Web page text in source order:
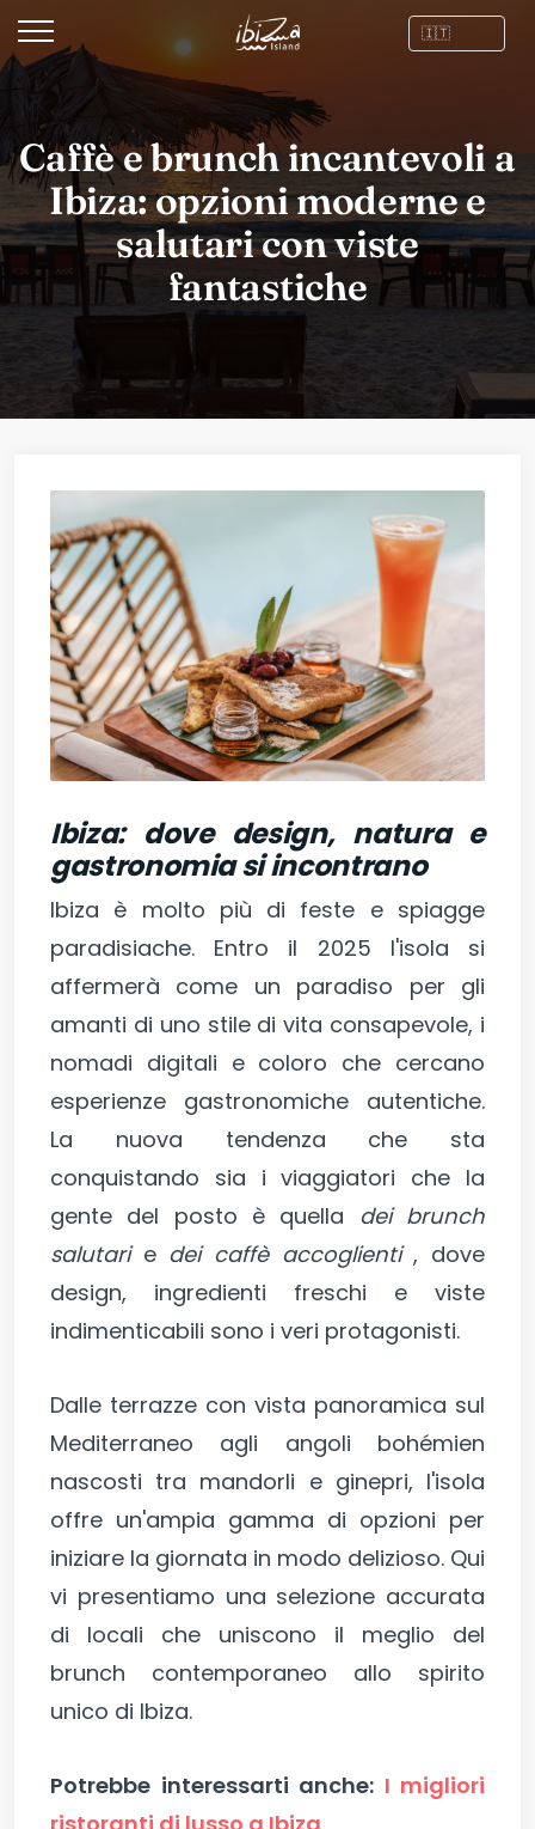
Caffè e brunch incantevoli a
Ibiza: opzioni moderne e
salutari con viste
fantastiche
Ibiza: dove design, natura e
gastronomia si incontrano
Ibiza è molto più di feste e spiagge
paradisiache. Entro il 2025 l'isola si
affermerà come un paradiso per gli
amanti di uno stile di vita consapevole, i
nomadi digitali e coloro che cercano
esperienze gastronomiche autentiche.
La nuova tendenza che sta
conquistando sia i viaggiatori che la
gente del posto è quella dei brunch
salutarie dei caffè accoglienti, dove
design, ingredienti freschi e viste
indimenticabili sono i veri protagonisti.
Dalle terrazze con vista panoramica sul
Mediterraneo agli angoli bohémien
nascosti tra mandorli e ginepri, l'isola
offre un'ampia gamma di opzioni per
iniziare la giornata in modo delizioso. Qui
vi presentiamo una selezione accurata
di locali che uniscono il meglio del
brunch contemporaneo allo spirito
unico di Ibiza.
Potrebbe interessarti anche: I migliori